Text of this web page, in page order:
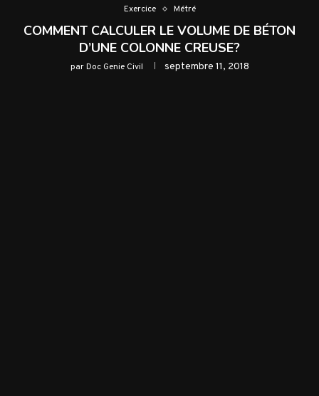
Exercice Métré
COMMENT CALCULER LE VOLUME DE BÉTON
D’UNE COLONNE CREUSE?
parDoc Genie Civil septembre 11, 2018